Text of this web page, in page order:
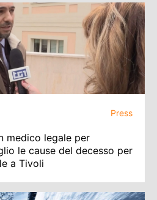
Press
medico legale per
le cause del decesso per
a Tivoli